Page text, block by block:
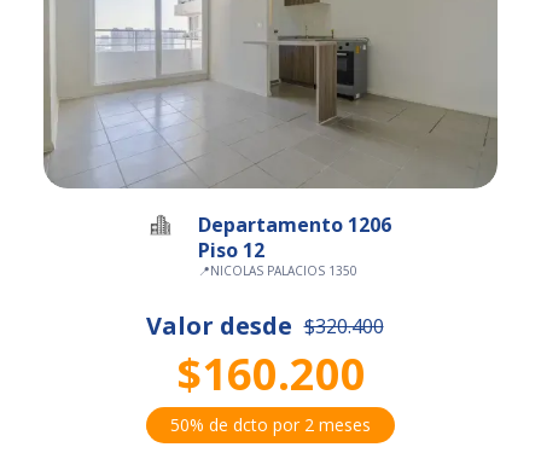
Departamento 1206
Piso 12
📍NICOLAS PALACIOS 1350
Valor desde $320.400
$160.200
50% de dcto por 2 meses